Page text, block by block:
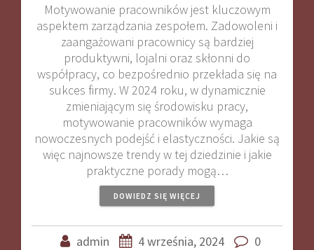
Motywowanie pracowników jest kluczowym
aspektem zarządzania zespołem. Zadowoleni i
zaangażowani pracownicy są bardziej
produktywni, lojalni oraz skłonni do
współpracy, co bezpośrednio przekłada się na
sukces firmy. W 2024 roku, w dynamicznie
zmieniającym się środowisku pracy,
motywowanie pracowników wymaga
nowoczesnych podejść i elastyczności. Jakie są
więc najnowsze trendy w tej dziedzinie i jakie
praktyczne porady mogą…
DOWIEDZ SIĘ WIĘCEJ
admin 4 września, 2024 0